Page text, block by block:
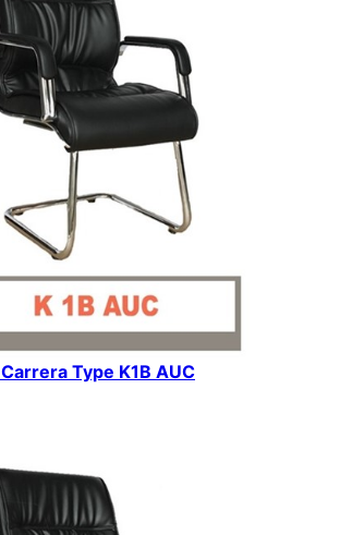
Type K1B AUC